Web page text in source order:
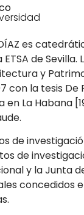
DÍAZ es
de Sevilla.
y
con la tesis De
La Habana
de
de
y la Junta
concedidos